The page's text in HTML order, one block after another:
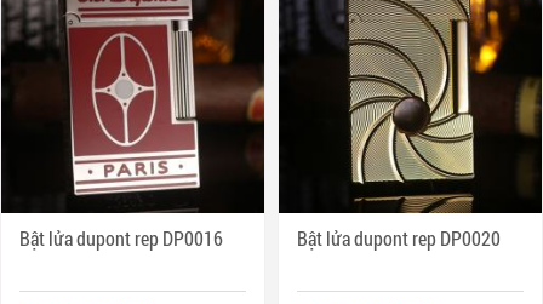
Bật lửa dupont rep DP0016 Bật lửa dupont rep DP0020